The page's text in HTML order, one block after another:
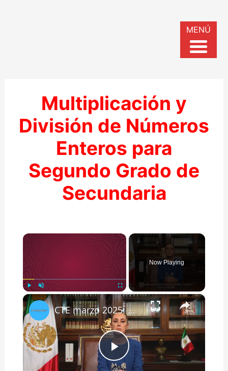
Multiplicación y
División de Números
Enteros para
Segundo Grado de
Secundaria
×
Play Unmute Fullscreen
Now Playing
×
Play
CTE marzo 2025: Mensaje de la Presidenta Claudia Sheinbaum
MENÚ